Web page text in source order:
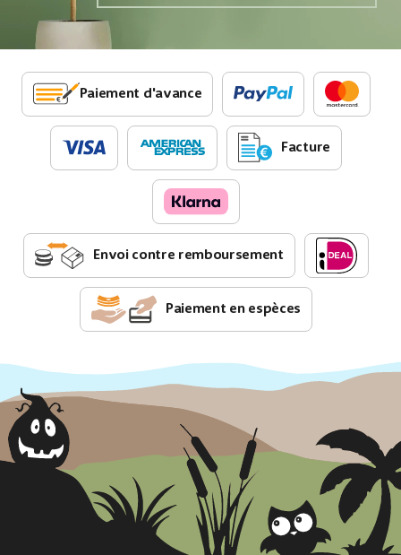
Paiement d'avance
Facture
Envoi contre remboursement
Paiement en espèces